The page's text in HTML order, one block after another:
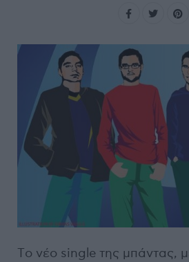
Tο νέο single της μπάντας,